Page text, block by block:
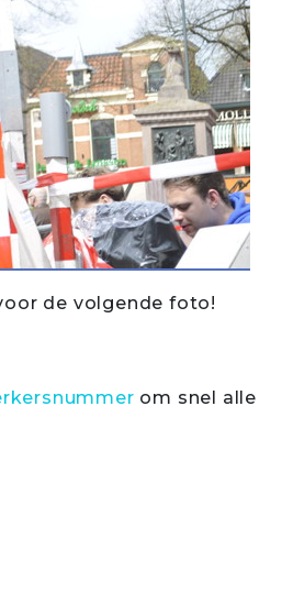
de volgende foto!
om snel alle